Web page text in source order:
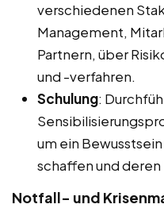
verschiedenen
Management,
Partnern, über
und -verfahren.
Schulung:
um ein
schaffen und
Notfall- und